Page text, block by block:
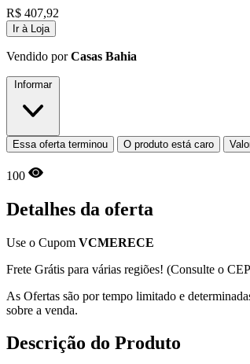
R$ 407,92
Ir à Loja
Vendido porCasas Bahia
Informar
Essa oferta terminou O produto está caro
100
Detalhes da oferta
Use o Cupom VCMERECE
Frete Grátis para várias regiões! (Consulte o
As Ofertas são por tempo limitado e
sobre a venda.
Descrição do Produto